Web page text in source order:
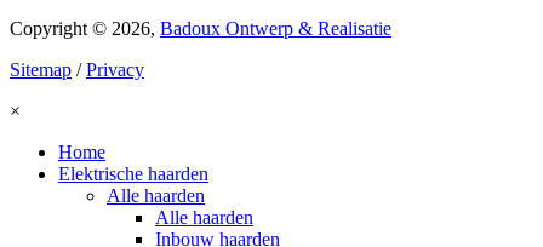
Copyright © 2026, Badoux Ontwerp & Realisatie
Sitemap /Privacy
×
Home
Elektrische haarden
Alle haarden
Alle haarden
Inbouw haarden